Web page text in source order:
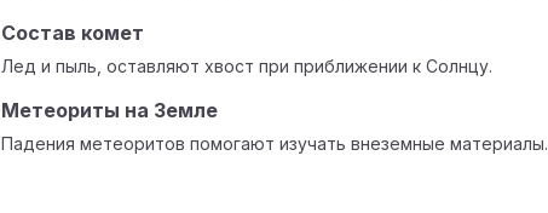
Состав комет
Лед и пыль, оставляют хвост при приближении к Солнцу.
Метеориты на Земле
Падения метеоритов помогают изучать внеземные материалы.